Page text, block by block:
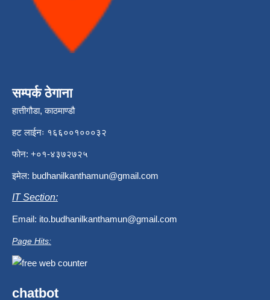
सम्पर्क ठेगाना
हात्तीगौडा, काठमाण्डौ
हट लाईनः १६६००१०००३२
फोन: +०१-४३७२७२५
इमेल: budhanilkanthamun@gmail.com
IT Section:
Email: ito.budhanilkanthamun@gmail.com
Page Hits:
chatbot